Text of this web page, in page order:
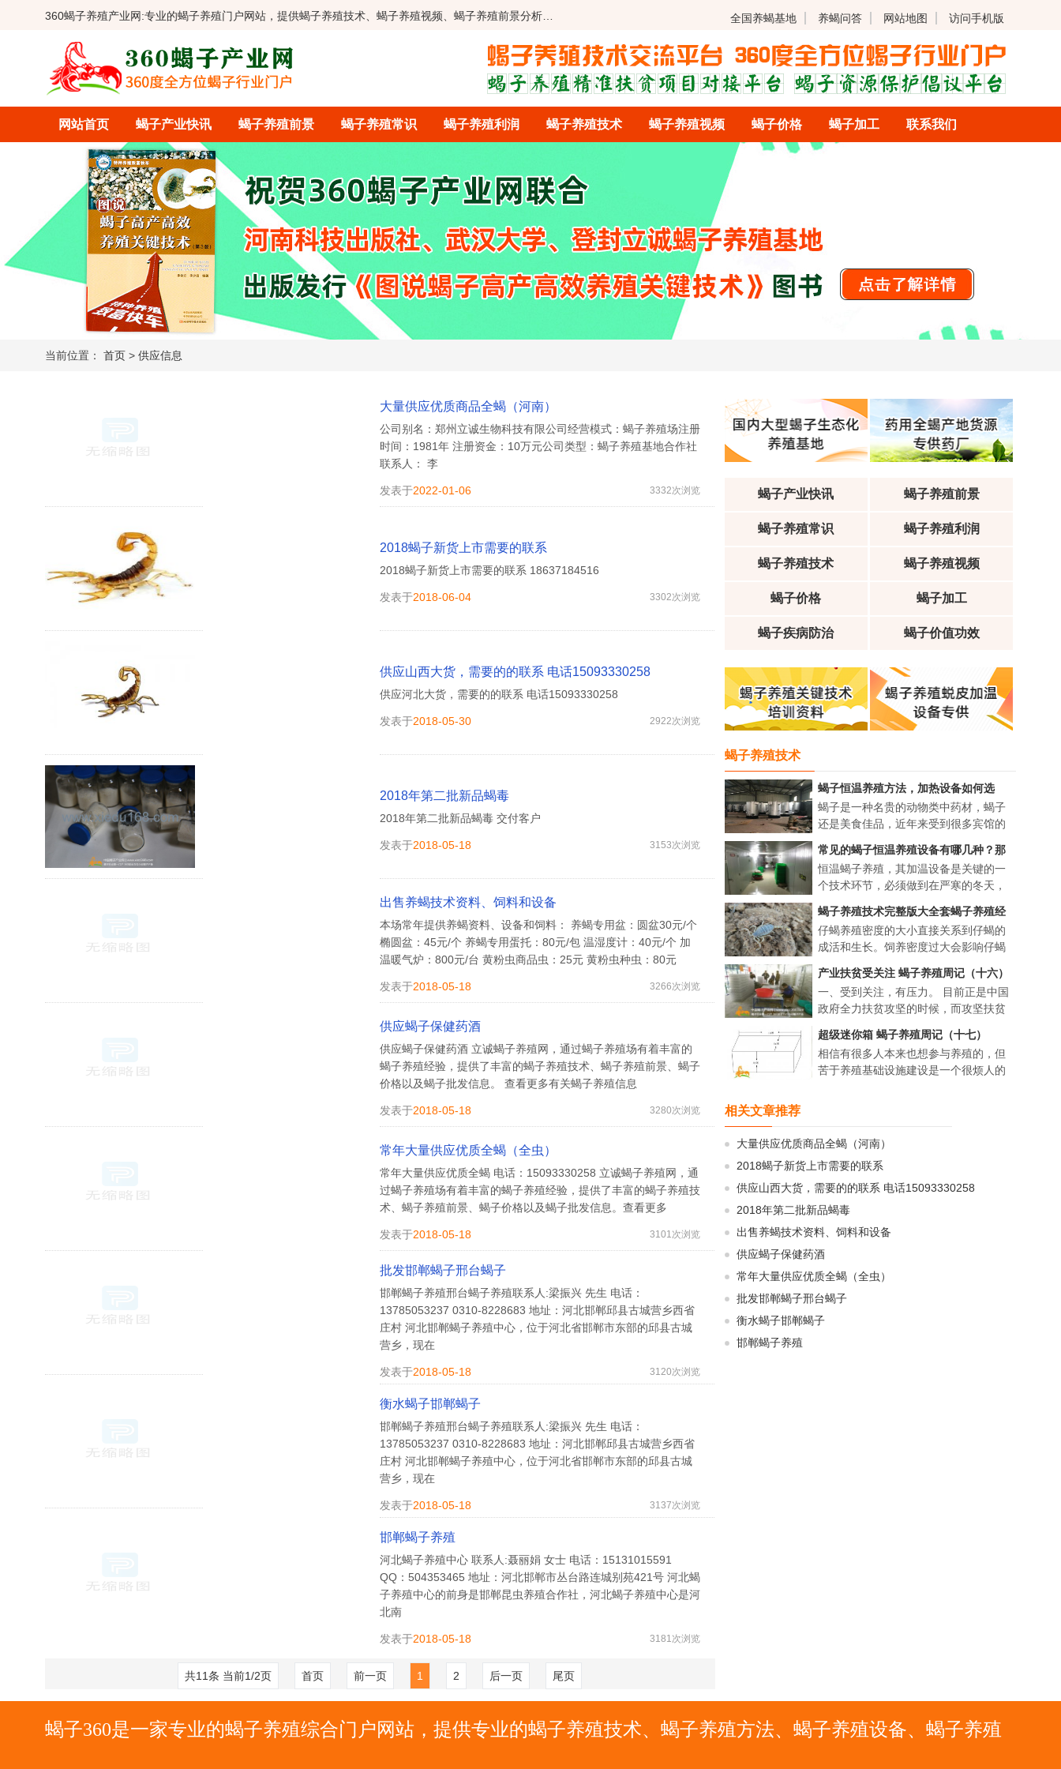
360蝎子养殖产业网:专业的蝎子养殖门户网站，提供蝎子养殖技术、蝎子养殖视频、蝎子养殖前景分析… 全国养蝎基地 养蝎问答 网站地图 访问手机版
网站首页 蝎子产业快讯 蝎子养殖前景 蝎子养殖常识 蝎子养殖利润 蝎子养殖技术 蝎子养殖视频 蝎子价格 蝎子加工 联系我们
当前位置： 首页 > 供应信息
大量供应优质商品全蝎（河南）
公司别名：郑州立诚生物科技有限公司经营模式：蝎子养殖场注册
时间：1981年 注册资金：10万元公司类型：蝎子养殖基地合作社
联系人： 李
发表于2022-01-06 3332次浏览
2018蝎子新货上市需要的联系
2018蝎子新货上市需要的联系 18637184516
发表于2018-06-04 3302次浏览
供应山西大货，需要的的联系 电话15093330258
供应河北大货，需要的的联系 电话15093330258
发表于2018-05-30 2922次浏览
2018年第二批新品蝎毒
2018年第二批新品蝎毒 交付客户
发表于2018-05-18 3153次浏览
出售养蝎技术资料、饲料和设备
本场常年提供养蝎资料、设备和饲料： 养蝎专用盆：圆盆30元/个
椭圆盆：45元/个 养蝎专用蛋托：80元/包 温湿度计：40元/个 加
温暖气炉：800元/台 黄粉虫商品虫：25元 黄粉虫种虫：80元
发表于2018-05-18 3266次浏览
供应蝎子保健药酒
供应蝎子保健药酒 立诚蝎子养殖网，通过蝎子养殖场有着丰富的
蝎子养殖经验，提供了丰富的蝎子养殖技术、蝎子养殖前景、蝎子
价格以及蝎子批发信息。 查看更多有关蝎子养殖信息
发表于2018-05-18 3280次浏览
常年大量供应优质全蝎（全虫）
常年大量供应优质全蝎 电话：15093330258 立诚蝎子养殖网，通
过蝎子养殖场有着丰富的蝎子养殖经验，提供了丰富的蝎子养殖技
术、蝎子养殖前景、蝎子价格以及蝎子批发信息。查看更多
发表于2018-05-18 3101次浏览
批发邯郸蝎子邢台蝎子
邯郸蝎子养殖邢台蝎子养殖联系人:梁振兴 先生 电话：
13785053237 0310-8228683 地址：河北邯郸邱县古城营乡西省
庄村 河北邯郸蝎子养殖中心，位于河北省邯郸市东部的邱县古城
营乡，现在
发表于2018-05-18 3120次浏览
衡水蝎子邯郸蝎子
邯郸蝎子养殖邢台蝎子养殖联系人:梁振兴 先生 电话：
13785053237 0310-8228683 地址：河北邯郸邱县古城营乡西省
庄村 河北邯郸蝎子养殖中心，位于河北省邯郸市东部的邱县古城
营乡，现在
发表于2018-05-18 3137次浏览
邯郸蝎子养殖
河北蝎子养殖中心 联系人:聂丽娟 女士 电话：15131015591
QQ：504353465 地址：河北邯郸市丛台路连城别苑421号 河北蝎
子养殖中心的前身是邯郸昆虫养殖合作社，河北蝎子养殖中心是河
北南
发表于2018-05-18 3181次浏览
共11条 当前1/2页 首页 前一页 1 2 后一页 尾页
蝎子产业快讯 蝎子养殖前景
蝎子养殖常识 蝎子养殖利润
蝎子养殖技术 蝎子养殖视频
蝎子价格 蝎子加工
蝎子疾病防治 蝎子价值功效
蝎子养殖技术
蝎子恒温养殖方法，加热设备如何选
择？
蝎子是一种名贵的动物类中药材，蝎子
还是美食佳品，近年来受到很多宾馆的
关注，提出了特色菜，更是街头小吃的
一种风味。随着野生蝎子的减少，人工
养殖蝎子开始新兴起来，但要...
常见的蝎子恒温养殖设备有哪几种？那
种加温方法最省成本？
恒温蝎子养殖，其加温设备是关键的一
个技术环节，必须做到在严寒的冬天，
随时都能把温度提高到 35 ℃ 以上。那么
常见的4种加温设施...
蝎子养殖技术完整版大全套蝎子养殖经
验方法总结
仔蝎养殖密度的大小直接关系到仔蝎的
成活和生长。饲养密度过大会影响仔蝎
的蜕皮和发育，过小则造成空间的浪
费。合理的饲养密度为每立方米投放2～
3龄蝎3000只，3～5龄蝎1500只，...
产业扶贫受关注 蝎子养殖周记（十六）
一、受到关注，有压力。 目前正是中国
政府全力扶贫攻坚的时候，而攻坚扶贫
最常见有效的就是产业帮扶，最容易引
起各级政府和各级领导关注的，就是一
个成功的种养项目能在当地落...
超级迷你箱 蝎子养殖周记（十七）
相信有很多人本来也想参与养殖的，但
苦于养殖基础设施建设是一个很烦人的
相关文章推荐
大量供应优质商品全蝎（河南）
2018蝎子新货上市需要的联系
供应山西大货，需要的的联系 电话15093330258
2018年第二批新品蝎毒
出售养蝎技术资料、饲料和设备
供应蝎子保健药酒
常年大量供应优质全蝎（全虫）
批发邯郸蝎子邢台蝎子
衡水蝎子邯郸蝎子
邯郸蝎子养殖
蝎子360是一家专业的蝎子养殖综合门户网站，提供专业的蝎子养殖技术、蝎子养殖方法、蝎子养殖设备、蝎子养殖